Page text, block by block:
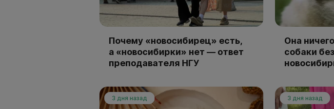
Почему «новосибирец» есть,
а «новосибирки» нет — ответ
преподавателя НГУ
Она
собаки
3 дня назад 3 дня назад